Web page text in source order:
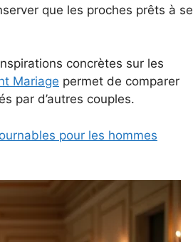
que les proches prêts à se
concrètes sur les
Mariage permet de comparer
par d’autres couples.
pour les hommes